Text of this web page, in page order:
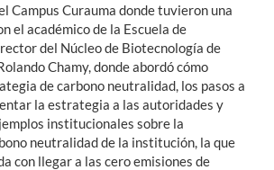
Campus Curauma donde tuvieron una
el académico de la Escuela de
del Núcleo de Biotecnología de
Chamy, donde abordó cómo
de carbono neutralidad, los pasos a
la estrategia a las autoridades y
institucionales sobre la
neutralidad de la institución, la que
con llegar a las cero emisiones de